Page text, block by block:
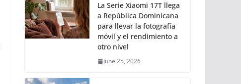
La Serie Xiaomi 17T llega
a República Dominicana
para llevar la fotografía
móvil y el rendimiento a
otro nivel
June 25, 2026